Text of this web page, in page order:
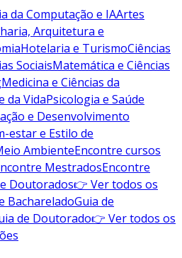
da Computação e IAArtes
Arquitetura e
Hotelaria e TurismoCiências
SociaisMatemática e Ciências
Medicina e Ciências da
da VidaPsicologia e Saúde
e Desenvolvimento
estar e Estilo de
AmbienteEncontre cursos
MestradosEncontre
Doutorados👉 Ver todos os
BachareladoGuia de
de Doutorado👉 Ver todos os